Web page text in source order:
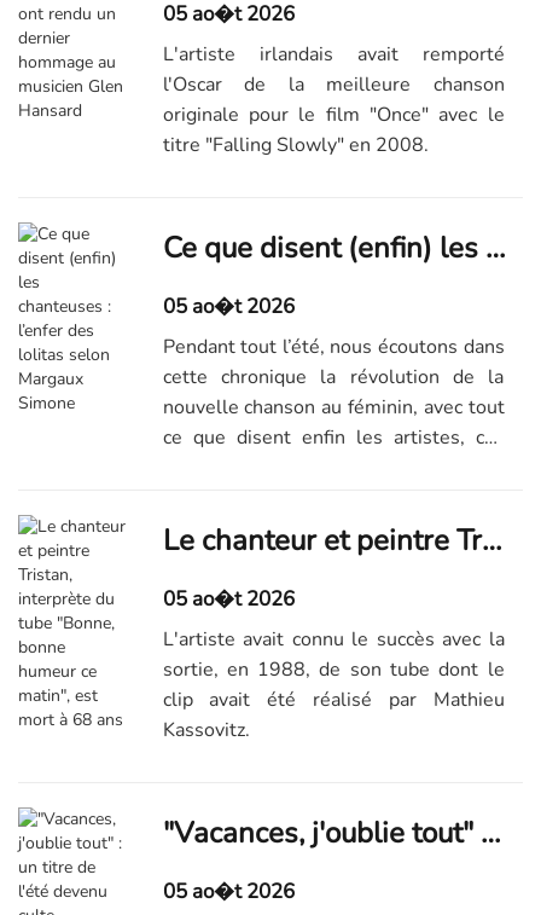
05 ao�t 2026
L'artiste irlandais avait remporté
l'Oscar de la meilleure chanson
originale pour le film "Once" avec le
titre "Falling Slowly" en 2008.
Ce que disent (enfin) les chanteuses : l’enfer des lolitas selon Margaux Simone
05 ao�t 2026
Pendant tout l’été, nous écoutons dans
cette chronique la révolution de la
nouvelle chanson au féminin, avec tout
ce que disent enfin les artistes, ces
Le chanteur et peintre Tristan, interprète du tube "Bonne, bonne humeur ce matin", est mort à 68 ans
05 ao�t 2026
L'artiste avait connu le succès avec la
sortie, en 1988, de son tube dont le
clip avait été réalisé par Mathieu
Kassovitz.
"Vacances, j'oublie tout" : un titre de l'été devenu culte
05 ao�t 2026